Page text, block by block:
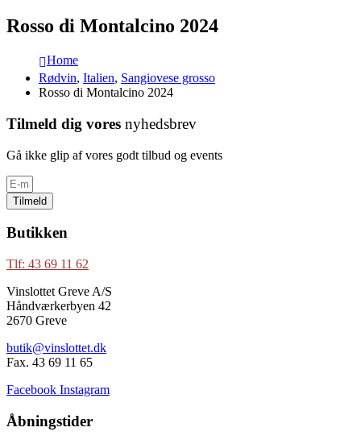
Rosso di Montalcino 2024
Home
Rødvin, Italien, Sangiovese grosso
Rosso di Montalcino 2024
Tilmeld dig vores nyhedsbrev
Gå ikke glip af vores godt tilbud og events
Tilmeld
Butikken
Tlf: 43 69 11 62
Vinslottet Greve A/S
Håndværkerbyen 42
2670 Greve
butik@vinslottet.dk
Fax. 43 69 11 65
Facebook Instagram
Åbningstider